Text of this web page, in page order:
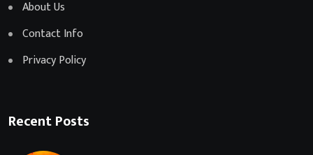
About Us
Contact Info
Privacy Policy
Recent Posts